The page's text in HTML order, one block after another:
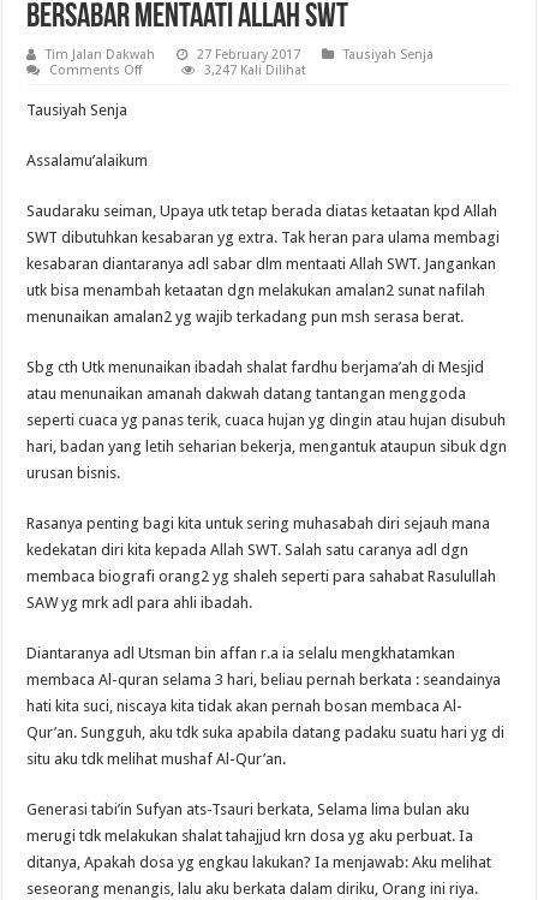
Bersabar Mentaati Allah SWT
Tim Jalan Dakwah 27 February 2017
Tausiyah Senja
Comments Offon
3,247 Kali Dilihat
Tausiyah Senja
Assalamu’alaikum
Saudaraku seiman, Upaya utk tetap berada diatas ketaatan kpd Allah
SWT dibutuhkan kesabaran yg extra. Tak heran para ulama membagi
kesabaran diantaranya adl sabar dlm mentaati Allah SWT. Jangankan
utk bisa menambah ketaatan dgn melakukan amalan2 sunat nafilah
menunaikan amalan2 yg wajib terkadang pun msh serasa berat.
Sbg cth Utk menunaikan ibadah shalat fardhu berjama’ah di Mesjid
atau menunaikan amanah dakwah datang tantangan menggoda
seperti cuaca yg panas terik, cuaca hujan yg dingin atau hujan disubuh
hari, badan yang letih seharian bekerja, mengantuk ataupun sibuk dgn
urusan bisnis.
Rasanya penting bagi kita untuk sering muhasabah diri sejauh mana
kedekatan diri kita kepada Allah SWT. Salah satu caranya adl dgn
membaca biografi orang2 yg shaleh seperti para sahabat Rasulullah
SAW yg mrk adl para ahli ibadah.
Diantaranya adl Utsman bin affan r.a ia selalu mengkhatamkan
membaca Al-quran selama 3 hari, beliau pernah berkata : seandainya
hati kita suci, niscaya kita tidak akan pernah bosan membaca Al-
Qur’an. Sungguh, aku tdk suka apabila datang padaku suatu hari yg di
situ aku tdk melihat mushaf Al-Qur’an.
Generasi tabi’in Sufyan ats-Tsauri berkata, Selama lima bulan aku
merugi tdk melakukan shalat tahajjud krn dosa yg aku perbuat. Ia
ditanya, Apakah dosa yg engkau lakukan? Ia menjawab: Aku melihat
seseorang menangis, lalu aku berkata dalam diriku, Orang ini riya.